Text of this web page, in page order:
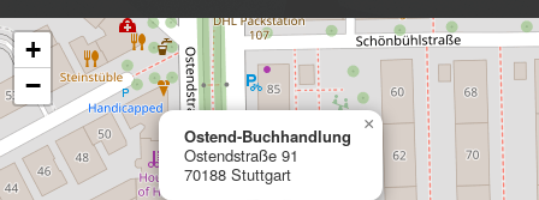
Ostend-Buchhandlung
Ostendstraße 91
70188 Stuttgart
×
+
−